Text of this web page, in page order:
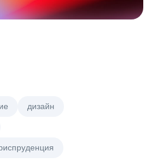
дизайн